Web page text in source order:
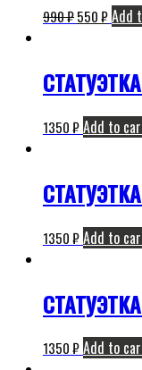
990₽550₽Add
1350₽Add to
1350₽Add to
1350₽Add to